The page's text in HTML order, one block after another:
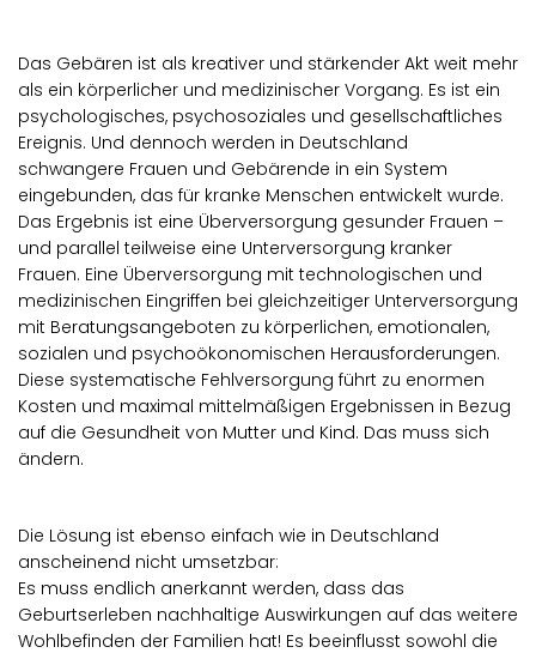
Das Gebären ist als kreativer und stärkender Akt weit mehr
als ein körperlicher und medizinischer Vorgang. Es ist ein
psychologisches, psychosoziales und gesellschaftliches
Ereignis. Und dennoch werden in Deutschland
schwangere Frauen und Gebärende in ein System
eingebunden, das für kranke Menschen entwickelt wurde.
Das Ergebnis ist eine Überversorgung gesunder Frauen –
und parallel teilweise eine Unterversorgung kranker
Frauen. Eine Überversorgung mit technologischen und
medizinischen Eingriffen bei gleichzeitiger Unterversorgung
mit Beratungsangeboten zu körperlichen, emotionalen,
sozialen und psychoökonomischen Herausforderungen.
Diese systematische Fehlversorgung führt zu enormen
Kosten und maximal mittelmäßigen Ergebnissen in Bezug
auf die Gesundheit von Mutter und Kind. Das muss sich
ändern.
Die Lösung ist ebenso einfach wie in Deutschland
anscheinend nicht umsetzbar:
Es muss endlich anerkannt werden, dass das
Geburtserleben nachhaltige Auswirkungen auf das weitere
Wohlbefinden der Familien hat! Es beeinflusst sowohl die